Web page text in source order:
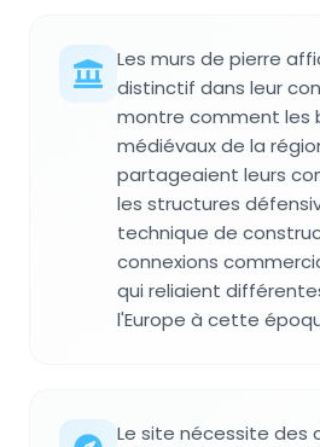
Les murs de pierre
distinctif dans leur
montre comment les
médiévaux de la
partageaient leurs
les structures
technique de
connexions
qui reliaient
l'Europe à cette
Le site nécessite des